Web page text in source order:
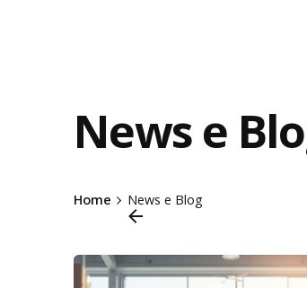
News e
Home News e Blog